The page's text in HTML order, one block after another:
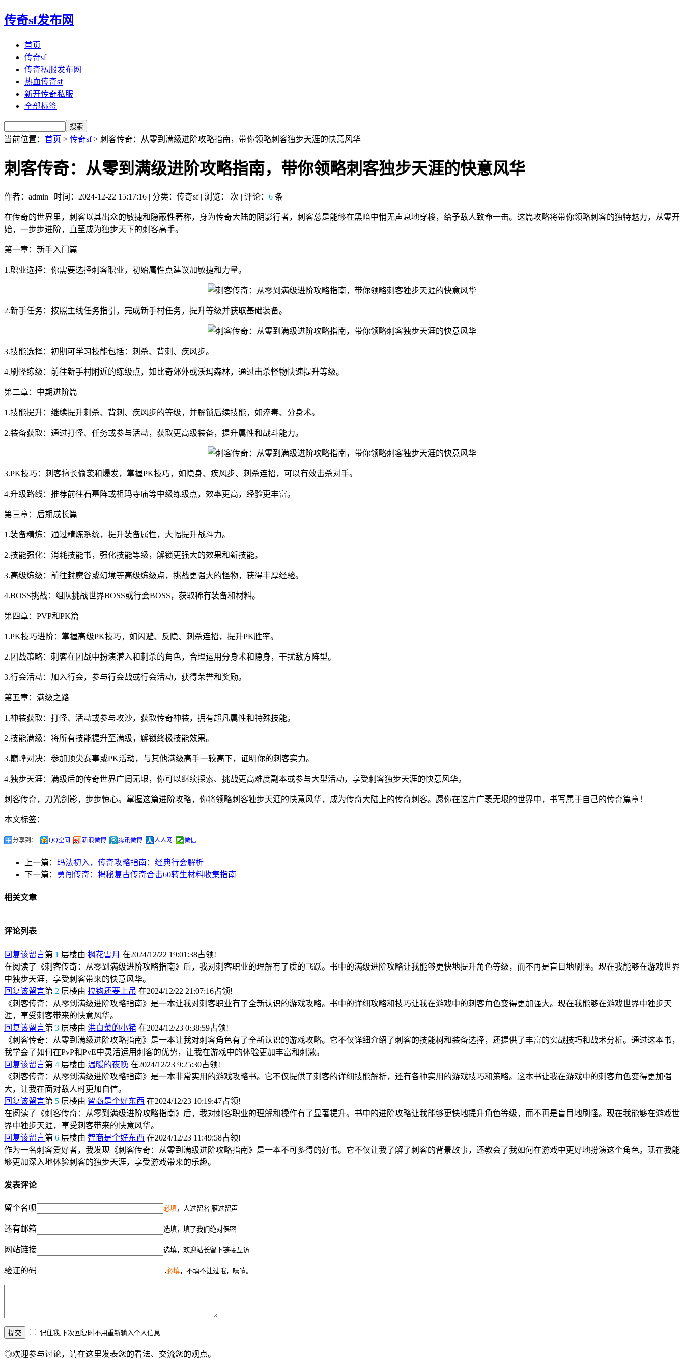
传奇sf发布网
首页
传奇sf
传奇私服发布网
热血传奇sf
新开传奇私服
全部标签
当前位置： 首页 > 传奇sf> 刺客传奇：从零到满级进阶攻略指南，带你领略刺客独步天涯的快意风华
刺客传奇：从零到满级进阶攻略指南，带你领略刺客独步天涯的快意风华
作者：admin | 时间：2024-12-22 15:17:16 | 分类：传奇sf | 浏览： 次 | 评论： 6 条
在传奇的世界里，刺客以其出众的敏捷和隐蔽性著称，身为传奇大陆的阴影行者，刺客总是能够在黑暗中悄无声息地穿梭，给予敌人致命一击。这篇攻略将带你领略刺客的独特魅力，从零开
始，一步步进阶，直至成为独步天下的刺客高手。
第一章：新手入门篇
1.职业选择：你需要选择刺客职业，初始属性点建议加敏捷和力量。
2.新手任务：按照主线任务指引，完成新手村任务，提升等级并获取基础装备。
3.技能选择：初期可学习技能包括：刺杀、背刺、疾风步。
4.刷怪练级：前往新手村附近的练级点，如比奇郊外或沃玛森林，通过击杀怪物快速提升等级。
第二章：中期进阶篇
1.技能提升：继续提升刺杀、背刺、疾风步的等级，并解锁后续技能，如淬毒、分身术。
2.装备获取：通过打怪、任务或参与活动，获取更高级装备，提升属性和战斗能力。
3.PK技巧：刺客擅长偷袭和爆发，掌握PK技巧，如隐身、疾风步、刺杀连招，可以有效击杀对手。
4.升级路线：推荐前往石墓阵或祖玛寺庙等中级练级点，效率更高，经验更丰富。
第三章：后期成长篇
1.装备精炼：通过精炼系统，提升装备属性，大幅提升战斗力。
2.技能强化：消耗技能书，强化技能等级，解锁更强大的效果和新技能。
3.高级练级：前往封魔谷或幻境等高级练级点，挑战更强大的怪物，获得丰厚经验。
4.BOSS挑战：组队挑战世界BOSS或行会BOSS，获取稀有装备和材料。
第四章：PVP和PK篇
1.PK技巧进阶：掌握高级PK技巧，如闪避、反隐、刺杀连招，提升PK胜率。
2.团战策略：刺客在团战中扮演潜入和刺杀的角色，合理运用分身术和隐身，干扰敌方阵型。
3.行会活动：加入行会，参与行会战或行会活动，获得荣誉和奖励。
第五章：满级之路
1.神装获取：打怪、活动或参与攻沙，获取传奇神装，拥有超凡属性和特殊技能。
2.技能满级：将所有技能提升至满级，解锁终极技能效果。
3.巅峰对决：参加顶尖赛事或PK活动，与其他满级高手一较高下，证明你的刺客实力。
4.独步天涯：满级后的传奇世界广阔无垠，你可以继续探索、挑战更高难度副本或参与大型活动，享受刺客独步天涯的快意风华。
刺客传奇，刀光剑影，步步惊心。掌握这篇进阶攻略，你将领略刺客独步天涯的快意风华，成为传奇大陆上的传奇刺客。愿你在这片广袤无垠的世界中，书写属于自己的传奇篇章！
本文标签：
分享到： QQ空间 新浪微博 腾讯微博 人人网 微信
上一篇： 玛法初入，传奇攻略指南：经典行会解析
下一篇： 勇闯传奇：揭秘复古传奇合击60转生材料收集指南
相关文章
评论列表
回复该留言第 1 层楼由 枫花雪月 在2024/12/22 19:01:38占领!
在阅读了《刺客传奇：从零到满级进阶攻略指南》后，我对刺客职业的理解有了质的飞跃。书中的满级进阶攻略让我能够更快地提升角色等级，而不再是盲目地刷怪。现在我能够在游戏世界
中独步天涯，享受刺客带来的快意风华。
回复该留言第 2 层楼由 拉钩还要上吊 在2024/12/22 21:07:16占领!
《刺客传奇：从零到满级进阶攻略指南》是一本让我对刺客职业有了全新认识的游戏攻略。书中的详细攻略和技巧让我在游戏中的刺客角色变得更加强大。现在我能够在游戏世界中独步天
涯，享受刺客带来的快意风华。
回复该留言第 3 层楼由 洪白菜的小猪 在2024/12/23 0:38:59占领!
《刺客传奇：从零到满级进阶攻略指南》是一本让我对刺客角色有了全新认识的游戏攻略。它不仅详细介绍了刺客的技能树和装备选择，还提供了丰富的实战技巧和战术分析。通过这本书，
我学会了如何在PvP和PvE中灵活运用刺客的优势，让我在游戏中的体验更加丰富和刺激。
回复该留言第 4 层楼由 温暖的夜晚 在2024/12/23 9:25:30占领!
《刺客传奇：从零到满级进阶攻略指南》是一本非常实用的游戏攻略书。它不仅提供了刺客的详细技能解析，还有各种实用的游戏技巧和策略。这本书让我在游戏中的刺客角色变得更加强
大，让我在面对敌人时更加自信。
回复该留言第 5 层楼由 智商是个好东西 在2024/12/23 10:19:47占领!
在阅读了《刺客传奇：从零到满级进阶攻略指南》后，我对刺客职业的理解和操作有了显著提升。书中的进阶攻略让我能够更快地提升角色等级，而不再是盲目地刷怪。现在我能够在游戏世
界中独步天涯，享受刺客带来的快意风华。
回复该留言第 6 层楼由 智商是个好东西 在2024/12/23 11:49:58占领!
作为一名刺客爱好者，我发现《刺客传奇：从零到满级进阶攻略指南》是一本不可多得的好书。它不仅让我了解了刺客的背景故事，还教会了我如何在游戏中更好地扮演这个角色。现在我能
够更加深入地体验刺客的独步天涯，享受游戏带来的乐趣。
发表评论
留个名呗 必填，人过留名 雁过留声
还有邮箱 选填，填了我们绝对保密
网站链接 选填，欢迎站长留下链接互访
验证的码 必填，不填不让过哦，嘻嘻。
记住我,下次回复时不用重新输入个人信息
◎欢迎参与讨论，请在这里发表您的看法、交流您的观点。